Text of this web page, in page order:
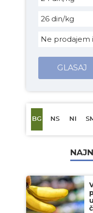
26 din/kg
Ne prodajem
GLASAJ
BG NS NI